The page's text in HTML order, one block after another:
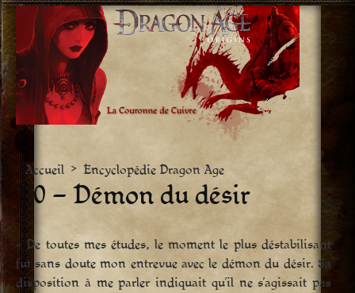
Aller
vers
le
contenu
Accueil > Encyclopédie Dragon Age
10 – Démon du désir
« De toutes mes études, le moment le plus déstabilisant
fut sans doute mon entrevue avec le démon du désir. Sa
disposition à me parler indiquait qu’il ne s’agissait pas